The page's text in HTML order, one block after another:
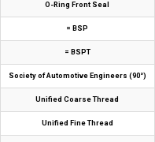
O-Ring Front Seal
= BSP
= BSPT
Society of Automotive Engineers (90°)
Unified Coarse Thread
Unified Fine Thread